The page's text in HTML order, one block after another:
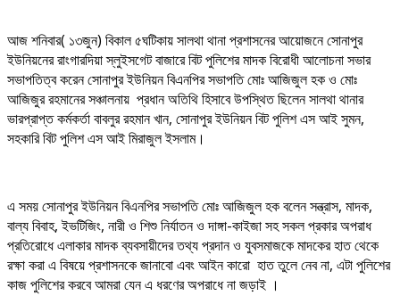
আজ শনিবার( ১৩জুন) বিকাল ৫ঘটিকায় সালথা থানা প্রশাসনের আয়োজনে সোনাপুর
ইউনিয়নের রাংগারদিয়া স্লুইসগেট বাজারে বিট পুলিশের মাদক বিরোধী আলোচনা সভার
সভাপতিত্ব করেন সোনাপুর ইউনিয়ন বিএনপির সভাপতি মোঃ আজিজুল হক ও মোঃ
আজিজুর রহমানের সঞ্চালনায় প্রধান অতিথি হিসাবে উপস্থিত ছিলেন সালথা থানার
ভারপ্রাপ্ত কর্মকর্তা বাবলুর রহমান খান, সোনাপুর ইউনিয়ন বিট পুলিশ এস আই সুমন,
সহকারি বিট পুলিশ এস আই মিরাজুল ইসলাম।
এ সময় সোনাপুর ইউনিয়ন বিএনপির সভাপতি মোঃ আজিজুল হক বলেন সন্ত্রাস, মাদক,
বাল্য বিবাহ, ইভটিজিং, নারী ও শিশু নির্যাতন ও দাঙ্গা-কাইজা সহ সকল প্রকার অপরাধ
প্রতিরোধে এলাকার মাদক ব্যবসায়ীদের তথ্য প্রদান ও যুবসমাজকে মাদকের হাত থেকে
রক্ষা করা এ বিষয়ে প্রশাসনকে জানাবো এবং আইন কারো হাত তুলে নেব না, এটা পুলিশের
কাজ পুলিশের করবে আমরা যেন এ ধরণের অপরাধে না জড়াই ।